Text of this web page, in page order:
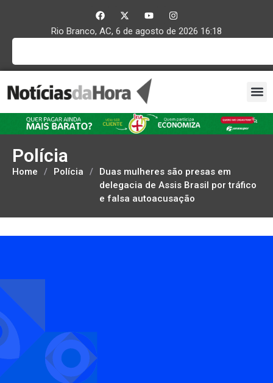
Rio Branco, AC, 6 de agosto de 2026 16:18
Polícia
Home / Polícia /
Duas mulheres são presas em
delegacia de Assis Brasil por tráfico
e falsa autoacusação